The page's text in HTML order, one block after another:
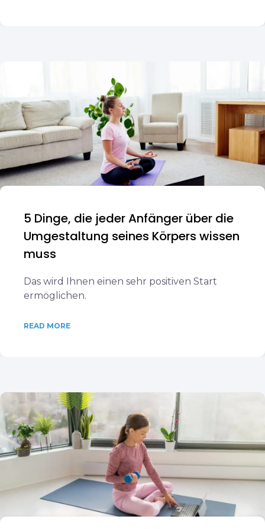
5 Dinge, die jeder Anfänger über die
Umgestaltung seines Körpers wissen
muss
Das wird Ihnen einen sehr positiven Start
ermöglichen.
READ MORE